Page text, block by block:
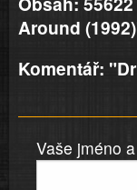
Around
Komentář:
Vaše jméno